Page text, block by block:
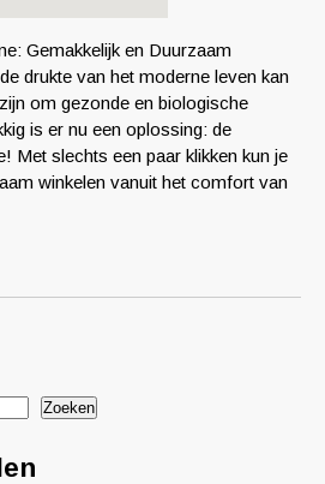
Gemakkelijk en Duurzaam
drukte van het moderne leven kan
om gezonde en biologische
is er nu een oplossing: de
Met slechts een paar klikken kun je
winkelen vanuit het comfort van
Zoeken